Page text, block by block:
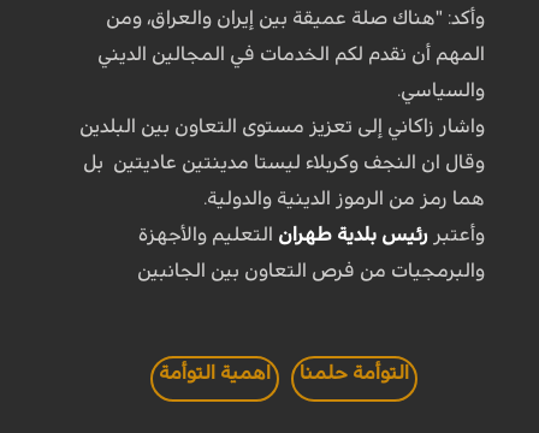
وأكد: "هناك صلة عميقة بين إيران والعراق، ومن
المهم أن نقدم لكم الخدمات في المجالين الديني
والسياسي.
واشار زاكاني إلى تعزيز مستوى التعاون بين البلدين
وقال ان النجف وكربلاء ليستا مدينتين عاديتين بل
هما رمز من الرموز الدينية والدولية.
وأعتبر رئيس بلدية طهران التعليم والأجهزة
والبرمجيات من فرص التعاون بين الجانبين
التوأمة حلمنا اهمية التوأمة